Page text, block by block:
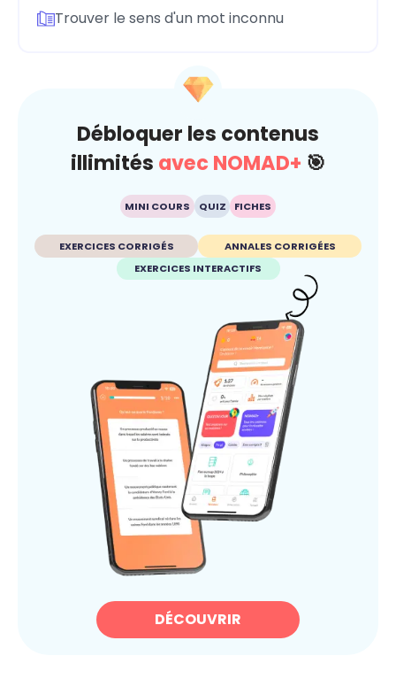
Trouver le sens d'un mot inconnu
Débloquer les contenus
illimités avec NOMAD+ 🎯
MINI COURS QUIZ FICHES
EXERCICES CORRIGÉS
ANNALES CORRIGÉES
EXERCICES INTERACTIFS
DÉCOUVRIR